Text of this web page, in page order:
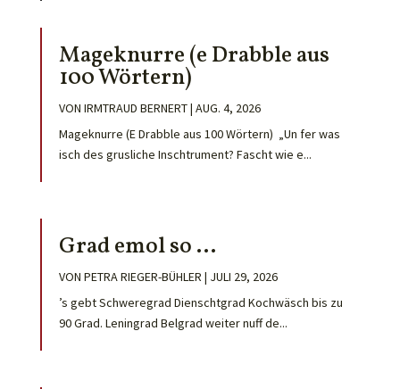
Mageknurre (e Drabble aus
100 Wörtern)
VON IRMTRAUD BERNERT| AUG. 4, 2026
Mageknurre (E Drabble aus 100 Wörtern) „Un fer was
isch des grusliche Inschtrument? Fascht wie e...
Grad emol so …
VON PETRA RIEGER-BÜHLER | JULI 29, 2026
’s gebt Schweregrad Dienschtgrad Kochwäsch bis zu
90 Grad. Leningrad Belgrad weiter nuff de...